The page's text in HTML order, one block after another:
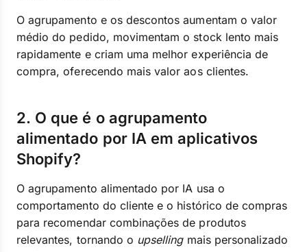
O agrupamento e os descontos aumentam o valor
médio do pedido, movimentam o stock lento mais
rapidamente e criam uma melhor experiência de
compra, oferecendo mais valor aos clientes.
2. O que é o agrupamento
alimentado por IA em aplicativos
Shopify?
O agrupamento alimentado por IA usa o
comportamento do cliente e o histórico de compras
para recomendar combinações de produtos
relevantes, tornando o upsellingmais personalizado